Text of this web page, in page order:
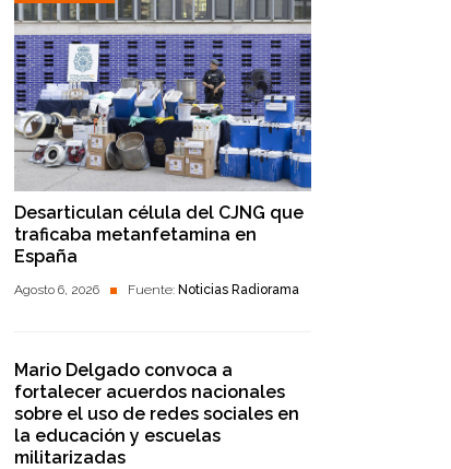
Desarticulan célula del CJNG que
traficaba metanfetamina en
España
Agosto 6, 2026 Fuente: Noticias Radiorama
Mario Delgado convoca a
fortalecer acuerdos nacionales
sobre el uso de redes sociales en
la educación y escuelas
militarizadas